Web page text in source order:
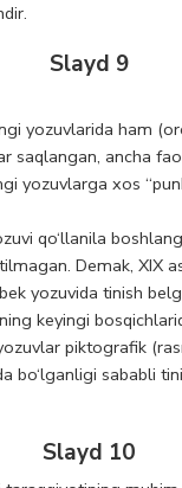
Slayd 9
yozuvlarida ham
saqlangan, ancha
yozuvlarga xos
qo‘llanila
Demak, XIX
yozuvida tinish
keyingi
piktografik
bo‘lganligi sababli
Slayd 10